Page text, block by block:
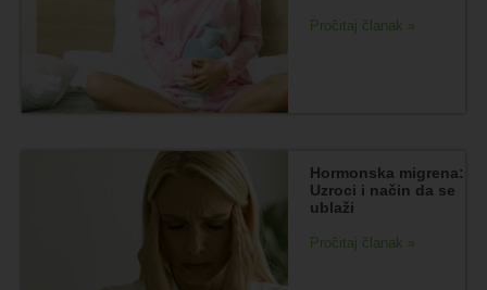
Pročitaj članak »
Hormonska migrena:
Uzroci i način da se
ublaži
Pročitaj članak »